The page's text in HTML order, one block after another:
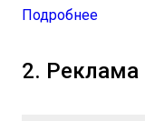
Подробнее
2. Реклама